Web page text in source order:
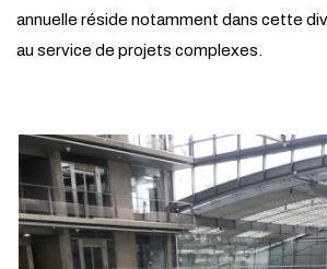
annuelle réside notamment dans cette
au service de projets complexes.